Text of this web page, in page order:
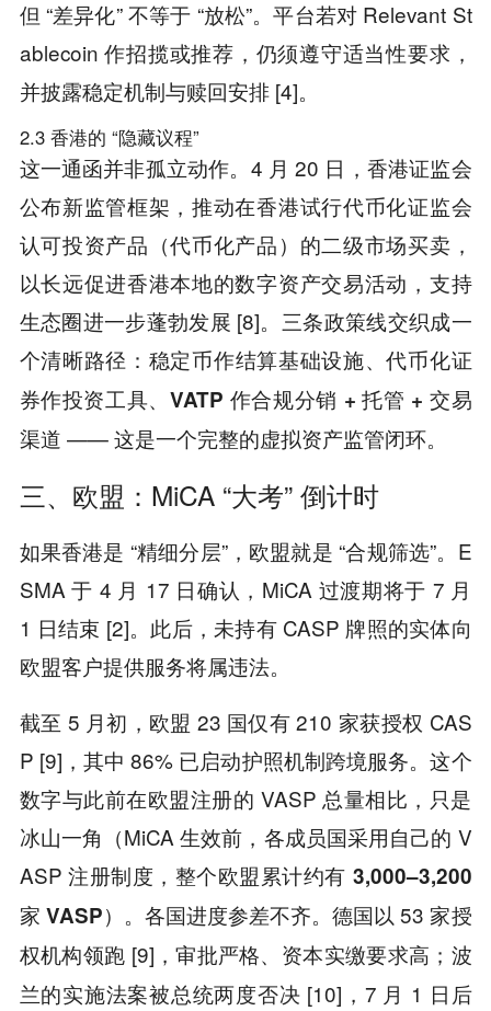
但 “差异化” 不等于 “放松”。平台若对 Relevant St
ablecoin 作招揽或推荐，仍须遵守适当性要求，
并披露稳定机制与赎回安排 [4]。
2.3 香港的 “隐藏议程”
这一通函并非孤立动作。4 月 20 日，香港证监会
公布新监管框架，推动在香港试行代币化证监会
认可投资产品（代币化产品）的二级市场买卖，
以长远促进香港本地的数字资产交易活动，支持
生态圈进一步蓬勃发展 [8]。三条政策线交织成一
个清晰路径： 稳定币作结算基础设施、代币化证
券作投资工具、VATP 作合规分销 +托管 + 交易
渠道 —— 这是一个完整的虚拟资产监管闭环。
三、欧盟：MiCA “大考” 倒计时
如果香港是 “精细分层”，欧盟就是 “合规筛选”。E
SMA 于 4 月 17 日确认，MiCA 过渡期将于 7 月
1 日结束 [2]。此后，未持有 CASP 牌照的实体向
欧盟客户提供服务将属违法。
截至 5 月初，欧盟 23 国仅有 210 家获授权 CAS
P [9]，其中 86% 已启动护照机制跨境服务。这个
数字与此前在欧盟注册的 VASP 总量相比，只是
冰山一角（MiCA 生效前，各成员国采用自己的 V
ASP 注册制度，整个欧盟累计约有 3,000–3,200
家 VASP）。各国进度参差不齐。德国以 53 家授
权机构领跑 [9]，审批严格、资本实缴要求高； 波
兰的实施法案被总统两度否决 [10]，7 月 1 日后